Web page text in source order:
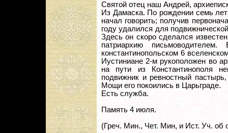
Святой отец наш Андрей,
Из Дамаска. По рождении семь
начал говорить; получив
году удалился для
Здесь он скоро сделался
патриархию
константинопольском 6
Иустиниане 2-м рукоположен во
на пути из Константинополя
подвижник и ревностный
Мощи его покоились в Царьграде.
Есть служба.
Память 4 июля.
(Греч. Мин., Чет. Мин, и Ист. Уч. об